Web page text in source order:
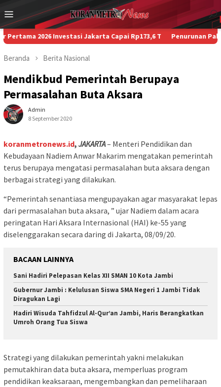
ke
konten
Menu
Mobile
Investasi Jakarta Capai Rp173,6 T Penurunan Paksa
Beranda Berita Nasional
Mendikbud Pemerintah Berupaya
Permasalahan Buta Aksara
Admin
8 September 2020
koranmetronews.id, JAKARTA– Menteri Pendidikan dan
Kebudayaan Nadiem Anwar Makarim mengatakan pemerintah
terus berupaya mengatasi permasalahan buta aksara dengan
berbagai strategi yang dilakukan.
“Pemerintah senantiasa mengupayakan agar masyarakat lepas
dari permasalahan buta aksara, ” ujar Nadiem dalam acara
peringatan Hari Aksara Internasional (HAI) ke-55 yang
diselenggarakan secara daring di Jakarta, 08/09/20.
BACAAN LAINNYA
Sani Hadiri Pelepasan Kelas XII SMAN 10 Kota Jambi
Gubernur Jambi : Kelulusan Siswa SMA Negeri 1 Jambi Tidak
Diragukan Lagi
Hadiri Wisuda Tahfidzul Al-Qur’an Jambi, Haris Berangkatkan
Umroh Orang Tua Siswa
Strategi yang dilakukan pemerintah yakni melakukan
pemutakhiran data buta aksara, memperluas program
pendidikan keaksaraan, mengembangkan dan pemeliharaan